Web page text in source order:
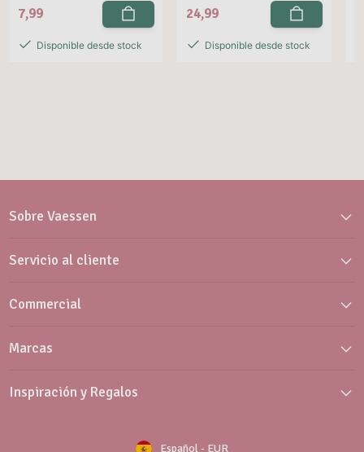
7,99
Disponible desde stock
24,99
Disponible desde stock
Sobre Vaessen
Servicio al cliente
Commercial
Marcas
Inspiración y Regalos
Español- EUR